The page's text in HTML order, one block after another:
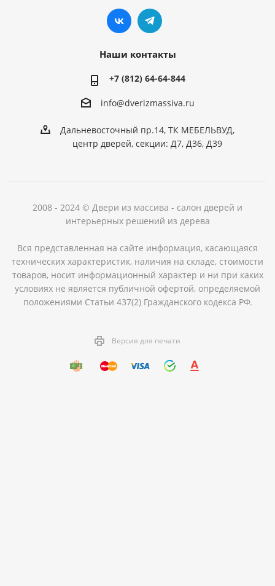
Наши контакты
+7 (812) 64-64-844
info@dverizmassiva.ru
Дальневосточный пр.14, ТК МЕБЕЛЬВУД,
центр дверей, секции: Д7, Д36, Д39
2008 - 2024 © Двери из массива - салон дверей и
интерьерных решений из дерева
Вся представленная на сайте информация, касающаяся
технических характеристик, наличия на складе, стоимости
товаров, носит информационный характер и ни при каких
условиях не является публичной офертой, определяемой
положениями Статьи 437(2) Гражданского кодекса РФ.
Версия для печати